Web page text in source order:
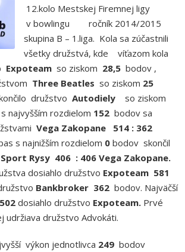
12.kolo Mestskej Firemnej ligy
v bowlingu ročník 2014/2015
skupina B – 1.liga. Kola sa zúčastnili
všetky družstvá, kde víťazom kola
Expoteam so ziskom 28,5 bodov ,
Three Beatles so ziskom 25
družstvo Autodiely
so ziskom
najvyšším rozdielom 152 bodov sa
Vega Zakopane 514 : 362
s najnižším rozdielom 0 bodov skončil
Sport Rysy 406 : 406 Vega Zakopane.
dosiahlo družstvo Expoteam 581
Bankbroker 362 bodov. Najväčší
502 dosiahlo družstvo Expoteam. Prvé
udržiava družstvo Advokáti.
výkon jednotlivca 249 bodov